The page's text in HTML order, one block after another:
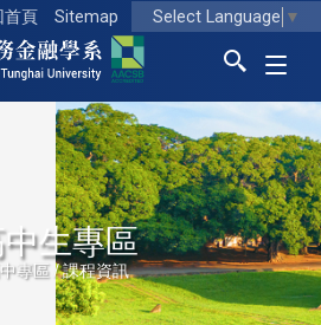
首頁 Sitemap Select Language ▼
生專區
專區 / 課程資訊